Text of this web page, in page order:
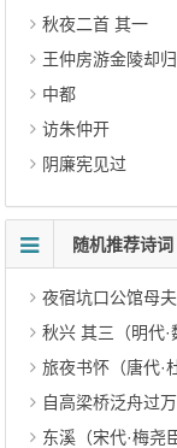
秋夜二首 其一
王仲房游金陵却
中都
访朱仲开
阴廉宪见过
随机推荐诗词
夜宿坑口公馆母
秋兴 其三（明代·
旅夜书怀（唐代·
自高梁桥泛舟过
东溪（宋代·梅尧